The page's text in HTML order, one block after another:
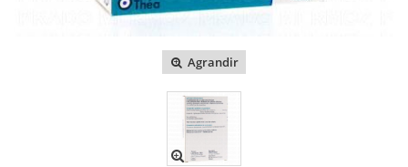
Agrandir